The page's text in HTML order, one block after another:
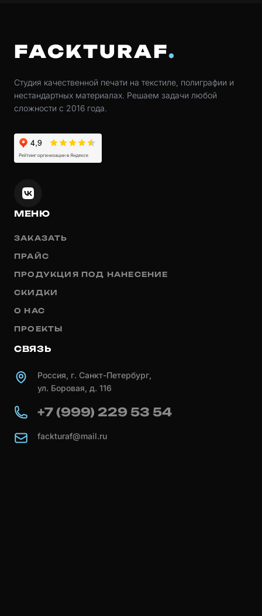
FACKTURAF
Студия качественной печати на текстиле, полиграфии и
нестандартных материалах. Решаем задачи любой
сложности с 2016 года.
МЕНЮ
ЗАКАЗАТЬ
ПРАЙС
ПРОДУКЦИЯ ПОД НАНЕСЕНИЕ
СКИДКИ
О НАС
ПРОЕКТЫ
СВЯЗЬ
Россия, г. Санкт-Петербург,
ул. Боровая, д. 116
+7 (999) 229 53 54
fackturaf@mail.ru